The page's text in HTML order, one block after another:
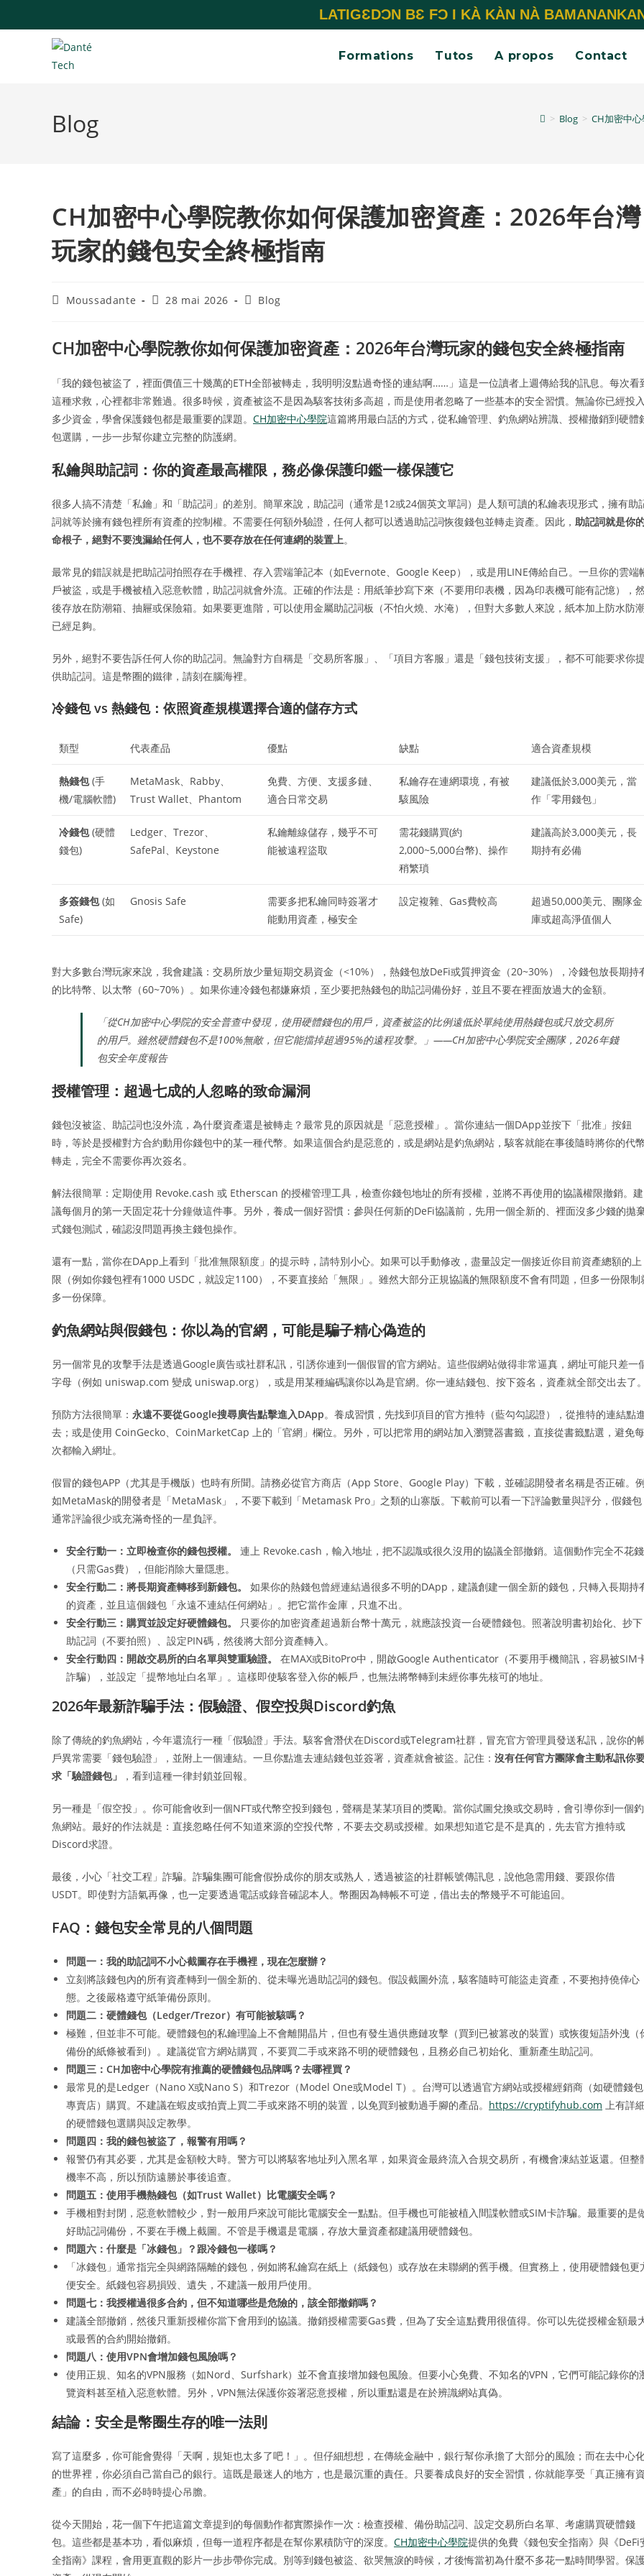
LATIGƐDƆN BƐ FƆ I KÀ KÀN NÀ
Formations Tutos A propos Contact
Blog > Blog > CH加密中
CH加密中心學院教你如何保護加密資產：2026年台灣
玩家的錢包安全終極指南
Moussadante 28 mai 2026 Blog
CH加密中心學院教你如何保護加密資產：2026年台灣玩家的錢包安全終極指南
「我的錢包被盜了，裡面價值三十幾萬的ETH全部被轉走，我明明沒點過奇怪的連結啊……」這是一位讀者上週傳給我的訊息。每次看
這種求救，心裡都非常難過。很多時候，資產被盜不是因為駭客技術多高超，而是使用者忽略了一些基本的安全習慣。無論你已經投入
多少資金，學會保護錢包都是最重要的課題。 CH加密中心學院這篇將用最白話的方式，從私鑰管理、釣魚網站辨識、授權撤銷到硬體
包選購，一步一步幫你建立完整的防護網。
私鑰與助記詞：你的資產最高權限，務必像保護印鑑一樣保護它
很多人搞不清楚「私鑰」和「助記詞」的差別。簡單來說，助記詞（通常是12或24個英文單詞）是人類可讀的私鑰表現形式，擁有助
詞就等於擁有錢包裡所有資產的控制權。不需要任何額外驗證，任何人都可以透過助記詞恢復錢包並轉走資產。因此， 助記詞就是你
命根子，絕對不要洩漏給任何人，也不要存放在任何連網的裝置上。
最常見的錯誤就是把助記詞拍照存在手機裡、存入雲端筆記本（如Evernote、Google Keep），或是用LINE傳給自己。一旦你的雲端
戶被盜，或是手機被植入惡意軟體，助記詞就會外流。正確的作法是：用紙筆抄寫下來（不要用印表機，因為印表機可能有記憶），然
後存放在防潮箱、抽屜或保險箱。如果要更進階，可以使用金屬助記詞板（不怕火燒、水淹），但對大多數人來說，紙本加上防水防
已經足夠。
另外，絕對不要告訴任何人你的助記詞。無論對方自稱是「交易所客服」、「項目方客服」還是「錢包技術支援」，都不可能要求你提
供助記詞。這是幣圈的鐵律，請刻在腦海裡。
冷錢包 vs 熱錢包：依照資產規模選擇合適的儲存方式
類型 代表產品 優點 缺點 適合資產規模
熱錢包(手
機/電腦軟體)
MetaMask、Rabby、
Trust Wallet、Phantom
免費、方便、支援多鏈、
適合日常交易
私鑰存在連網環境，有被
駭風險
建議低於3,000美元，當
作「零用錢包」
冷錢包(硬體
錢包)
Ledger、Trezor、
SafePal、Keystone
私鑰離線儲存，幾乎不可
能被遠程盜取
需花錢購買(約
2,000~5,000台幣)、操作
稍繁瑣
建議高於3,000美元，長
期持有必備
多簽錢包(如
Safe)
Gnosis Safe
需要多把私鑰同時簽署才
能動用資產，極安全
設定複雜、Gas費較高
超過50,000美元、團隊金
庫或超高淨值個人
對大多數台灣玩家來說，我會建議：交易所放少量短期交易資金（<10%），熱錢包放DeFi或質押資金（20~30%），冷錢包放長期持
的比特幣、以太幣（60~70%）。如果你連冷錢包都嫌麻煩，至少要把熱錢包的助記詞備份好，並且不要在裡面放過大的金額。
「從CH加密中心學院的安全普查中發現，使用硬體錢包的用戶，資產被盜的比例遠低於單純使用熱錢包或只放交易所
的用戶。雖然硬體錢包不是100%無敵，但它能擋掉超過95%的遠程攻擊。」——CH加密中心學院安全團隊，2026年錢
包安全年度報告
授權管理：超過七成的人忽略的致命漏洞
錢包沒被盜、助記詞也沒外流，為什麼資產還是被轉走？最常見的原因就是「惡意授權」。當你連結一個DApp並按下「批准」按鈕
時，等於是授權對方合約動用你錢包中的某一種代幣。如果這個合約是惡意的，或是網站是釣魚網站，駭客就能在事後隨時將你的代幣
轉走，完全不需要你再次簽名。
解法很簡單：定期使用 Revoke.cash 或 Etherscan 的授權管理工具，檢查你錢包地址的所有授權，並將不再使用的協議權限撤銷。建
議每個月的第一天固定花十分鐘做這件事。另外，養成一個好習慣：參與任何新的DeFi協議前，先用一個全新的、裡面沒多少錢的拋
式錢包測試，確認沒問題再換主錢包操作。
還有一點，當你在DApp上看到「批准無限額度」的提示時，請特別小心。如果可以手動修改，盡量設定一個接近你目前資產總額的上
限（例如你錢包裡有1000 USDC，就設定1100），不要直接給「無限」。雖然大部分正規協議的無限額度不會有問題，但多一份限制
多一份保障。
釣魚網站與假錢包：你以為的官網，可能是騙子精心偽造的
另一個常見的攻擊手法是透過Google廣告或社群私訊，引誘你連到一個假冒的官方網站。這些假網站做得非常逼真，網址可能只差一
字母（例如 uniswap.com 變成 uniswap.org），或是用某種編碼讓你以為是官網。你一連結錢包、按下簽名，資產就全部交出去了。
預防方法很簡單： 永遠不要從Google搜尋廣告點擊進入DApp。養成習慣，先找到項目的官方推特（藍勾勾認證），從推特的連結點
去；或是使用 CoinGecko、CoinMarketCap 上的「官網」欄位。另外，可以把常用的網站加入瀏覽器書籤，直接從書籤點選，避免每
次都輸入網址。
假冒的錢包APP（尤其是手機版）也時有所聞。請務必從官方商店（App Store、Google Play）下載，並確認開發者名稱是否正確。例
如MetaMask的開發者是「MetaMask」，不要下載到「Metamask Pro」之類的山寨版。下載前可以看一下評論數量與評分，假錢包
通常評論很少或充滿奇怪的一星負評。
安全行動一：立即檢查你的錢包授權。
連上 Revoke.cash，輸入地址，把不認識或很久沒用的協議全部撤銷。這個動作完全不花錢
（只需Gas費），但能消除大量隱患。
安全行動二：將長期資產轉移到新錢包。
如果你的熱錢包曾經連結過很多不明的DApp，建議創建一個全新的錢包，只轉入長期持
的資產，並且這個錢包「永遠不連結任何網站」。把它當作金庫，只進不出。
安全行動三：購買並設定好硬體錢包。
只要你的加密資產超過新台幣十萬元，就應該投資一台硬體錢包。照著說明書初始化、抄下
助記詞（不要拍照）、設定PIN碼，然後將大部分資產轉入。
安全行動四：開啟交易所的白名單與雙重驗證。
在MAX或BitoPro中，開啟Google Authenticator（不要用手機簡訊，容易被SIM
詐騙），並設定「提幣地址白名單」。這樣即使駭客登入你的帳戶，也無法將幣轉到未經你事先核可的地址。
2026年最新詐騙手法：假驗證、假空投與Discord釣魚
除了傳統的釣魚網站，今年還流行一種「假驗證」手法。駭客會潛伏在Discord或Telegram社群，冒充官方管理員發送私訊，說你的
戶異常需要「錢包驗證」，並附上一個連結。一旦你點進去連結錢包並簽署，資產就會被盜。記住： 沒有任何官方團隊會主動私訊你
求「驗證錢包」
，看到這種一律封鎖並回報。
另一種是「假空投」。你可能會收到一個NFT或代幣空投到錢包，聲稱是某某項目的獎勵。當你試圖兌換或交易時，會引導你到一個釣
魚網站。最好的作法就是：直接忽略任何不知道來源的空投代幣，不要去交易或授權。如果想知道它是不是真的，先去官方推特或
Discord求證。
最後，小心「社交工程」詐騙。詐騙集團可能會假扮成你的朋友或熟人，透過被盜的社群帳號傳訊息，說他急需用錢、要跟你借
USDT。即使對方語氣再像，也一定要透過電話或錄音確認本人。幣圈因為轉帳不可逆，借出去的幣幾乎不可能追回。
FAQ：錢包安全常見的八個問題
問題一：我的助記詞不小心截圖存在手機裡，現在怎麼辦？
立刻將該錢包內的所有資產轉到一個全新的、從未曝光過助記詞的錢包。假設截圖外流，駭客隨時可能盜走資產，不要抱持僥倖心
態。之後嚴格遵守紙筆備份原則。
問題二：硬體錢包（Ledger/Trezor）有可能被駭嗎？
極難，但並非不可能。硬體錢包的私鑰理論上不會離開晶片，但也有發生過供應鏈攻擊（買到已被篡改的裝置）或恢復短語外洩（
備份的紙條被看到）。建議從官方網站購買，不要買二手或來路不明的硬體錢包，且務必自己初始化、重新產生助記詞。
問題三：CH加密中心學院有推薦的硬體錢包品牌嗎？去哪裡買？
最常見的是Ledger（Nano X或Nano S）和Trezor（Model One或Model T）。台灣可以透過官方網站或授權經銷商（如硬體錢包
專賣店）購買。不建議在蝦皮或拍賣上買二手或來路不明的裝置，以免買到被動過手腳的產品。 https://cryptifyhub.com 上有詳細
的硬體錢包選購與設定教學。
問題四：我的錢包被盜了，報警有用嗎？
報警仍有其必要，尤其是金額較大時。警方可以將駭客地址列入黑名單，如果資金最終流入合規交易所，有機會凍結並返還。但整
機率不高，所以預防遠勝於事後追查。
問題五：使用手機熱錢包（如Trust Wallet）比電腦安全嗎？
手機相對封閉，惡意軟體較少，對一般用戶來說可能比電腦安全一點點。但手機也可能被植入間諜軟體或SIM卡詐騙。最重要的是
好助記詞備份，不要在手機上截圖。不管是手機還是電腦，存放大量資產都建議用硬體錢包。
問題六：什麼是「冰錢包」？跟冷錢包一樣嗎？
「冰錢包」通常指完全與網路隔離的錢包，例如將私鑰寫在紙上（紙錢包）或存放在未聯網的舊手機。但實務上，使用硬體錢包更
便安全。紙錢包容易損毀、遺失，不建議一般用戶使用。
問題七：我授權過很多合約，但不知道哪些是危險的，該全部撤銷嗎？
建議全部撤銷，然後只重新授權你當下會用到的協議。撤銷授權需要Gas費，但為了安全這點費用很值得。你可以先從授權金額最
或最舊的合約開始撤銷。
問題八：使用VPN會增加錢包風險嗎？
使用正規、知名的VPN服務（如Nord、Surfshark）並不會直接增加錢包風險。但要小心免費、不知名的VPN，它們可能記錄你的
覽資料甚至植入惡意軟體。另外，VPN無法保護你簽署惡意授權，所以重點還是在於辨識網站真偽。
結論：安全是幣圈生存的唯一法則
寫了這麼多，你可能會覺得「天啊，規矩也太多了吧！」。但仔細想想，在傳統金融中，銀行幫你承擔了大部分的風險；而在去中心
的世界裡，你必須自己當自己的銀行。這既是最迷人的地方，也是最沉重的責任。只要養成良好的安全習慣，你就能享受「真正擁有資
產」的自由，而不必時時提心吊膽。
從今天開始，花一個下午把這篇文章提到的每個動作都實際操作一次：檢查授權、備份助記詞、設定交易所白名單、考慮購買硬體錢
包。這些都是基本功，看似麻煩，但每一道程序都是在幫你累積防守的深度。 CH加密中心學院提供的免費《錢包安全指南》與《DeFi
全指南》課程，會用更直觀的影片一步步帶你完成。別等到錢包被盜、欲哭無淚的時候，才後悔當初為什麼不多花一點時間學習。保